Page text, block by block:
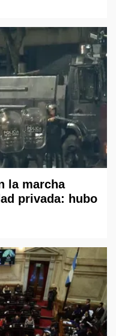
la marcha
privada: hubo